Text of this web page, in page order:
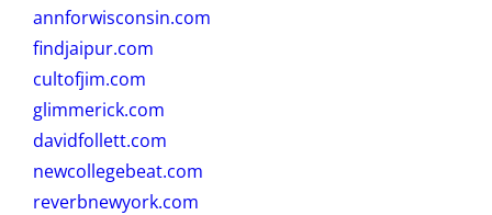
annforwisconsin.com
findjaipur.com
cultofjim.com
glimmerick.com
davidfollett.com
newcollegebeat.com
reverbnewyork.com